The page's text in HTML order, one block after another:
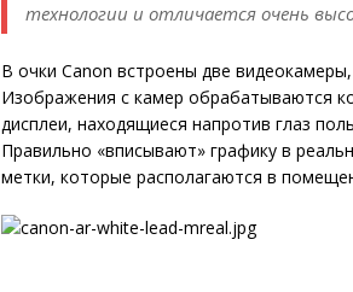
технологии и отличается очень
В очки Canon встроены две
Изображения с камер обрабатываются
дисплеи, находящиеся напротив глаз
Правильно «вписывают» графику в
метки, которые располагаются в